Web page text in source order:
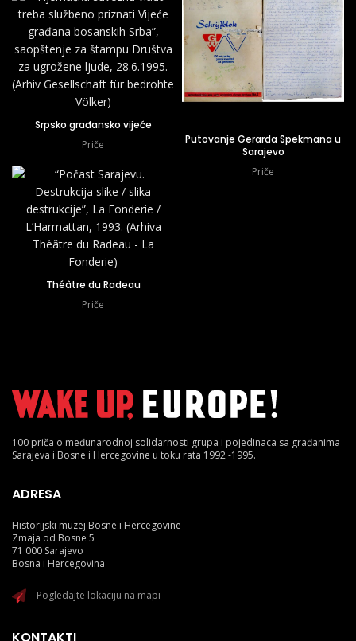
Putovanje Gerarda Spekmana u
Sarajevo
Priče
Srpsko građansko vijeće
Priče
Théâtre du Radeau
Priče
100 priča o međunarodnoj solidarnosti grupa i pojedinaca sa građanima
Sarajeva i Bosne i Hercegovine u toku rata 1992 -1995.
ADRESA
Historijski muzej Bosne i Hercegovine
Zmaja od Bosne 5
71 000 Sarajevo
Bosna i Hercegovina
Pogledajte lokaciju na mapi